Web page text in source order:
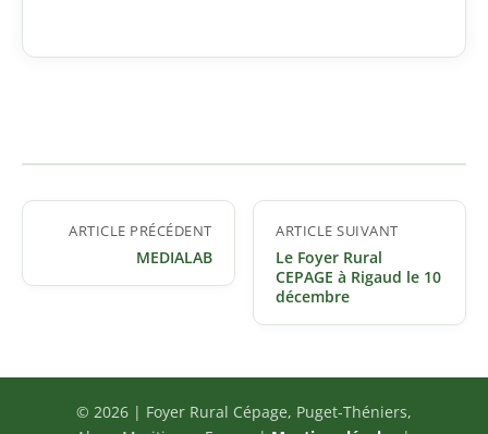
Navigation
l’article
ARTICLE PRÉCÉDENT
MEDIALAB
ARTICLE SUIVANT
Le Foyer Rural
CEPAGE à Rigaud le 10
décembre
© 2026 | Foyer Rural Cépage, Puget-Théniers,